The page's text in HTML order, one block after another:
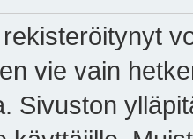
vie vain
Sivuston